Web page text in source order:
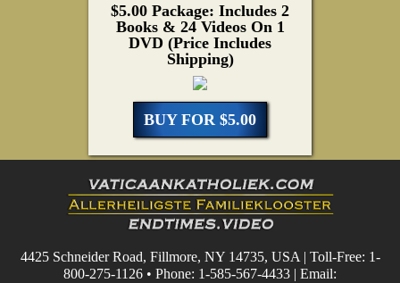
$5.00 Package: Includes 2
Books & 24 Videos On 1
DVD (Price Includes
Shipping)
BUY FOR $5.00
4425 Schneider Road, Fillmore, NY 14735, USA | Toll-Free: 1-
800-275-1126 • Phone: 1-585-567-4433 | Email: